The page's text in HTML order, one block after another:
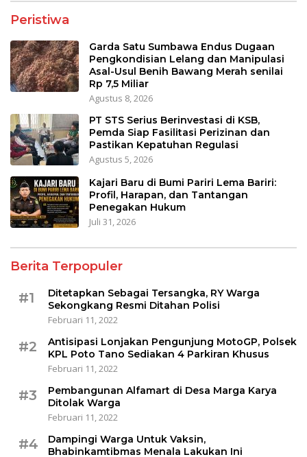
Peristiwa
Garda Satu Sumbawa Endus Dugaan
Pengkondisian Lelang dan Manipulasi
Asal-Usul Benih Bawang Merah senilai
Rp 7,5 Miliar
Agustus 8, 2026
PT STS Serius Berinvestasi di KSB,
Pemda Siap Fasilitasi Perizinan dan
Pastikan Kepatuhan Regulasi
Agustus 5, 2026
Kajari Baru di Bumi Pariri Lema Bariri:
Profil, Harapan, dan Tantangan
Penegakan Hukum
Juli 31, 2026
Berita Terpopuler
#1
Ditetapkan Sebagai Tersangka, RY Warga
Sekongkang Resmi Ditahan Polisi
Februari 11, 2022
#2
Antisipasi Lonjakan Pengunjung MotoGP, Polsek
KPL Poto Tano Sediakan 4 Parkiran Khusus
Februari 11, 2022
#3
Pembangunan Alfamart di Desa Marga Karya
Ditolak Warga
Februari 11, 2022
#4
Dampingi Warga Untuk Vaksin,
Bhabinkamtibmas Menala Lakukan Ini